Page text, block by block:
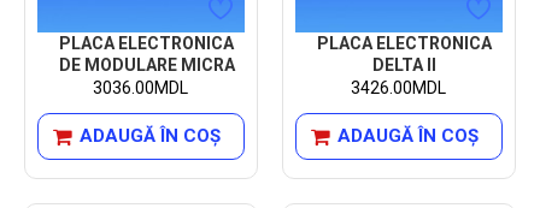
PLACA ELECTRONICA
DE MODULARE MICRA
3036.00MDL
ADAUGĂ ÎN COŞ
PLACA ELECTRONICA
DELTA II
3426.00MDL
ADAUGĂ ÎN COŞ